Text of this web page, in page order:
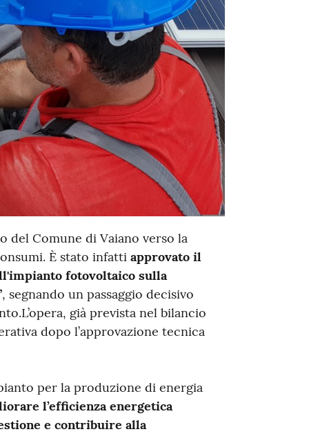
del Comune di Vaiano verso la
È stato infatti approvato il
fotovoltaico sulla
, segnando un passaggio decisivo
già prevista nel bilancio
dopo l’approvazione tecnica
per la produzione di energia
l’efficienza energetica
e contribuire alla